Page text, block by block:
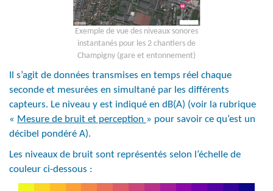
Exemple de vue des niveaux sonores
instantanés pour les 2 chantiers de
Champigny (gare et entonnement)
Il s’agit de données transmises en temps réel chaque
seconde et mesurées en simultané par les différents
capteurs. Le niveau y est indiqué en dB(A) (voir la rubrique
« Mesure de bruit et perception » pour savoir ce qu’est un
décibel pondéré A).
Les niveaux de bruit sont représentés selon l’échelle de
couleur ci-dessous :